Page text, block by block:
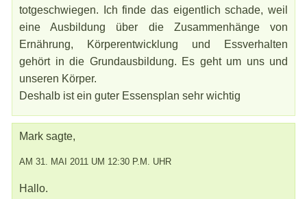
totgeschwiegen. Ich finde das eigentlich schade, weil
eine Ausbildung über die Zusammenhänge von
Ernährung, Körperentwicklung und Essverhalten
gehört in die Grundausbildung. Es geht um uns und
unseren Körper.
Deshalb ist ein guter Essensplan sehr wichtig
Mark sagte,
AM 31. MAI 2011 UM 12:30 P.M. UHR
Hallo.